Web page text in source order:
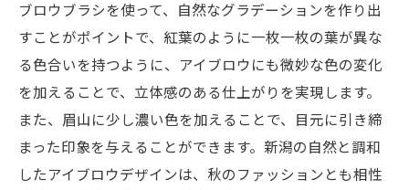
ブロウブラシを使って、自然なグラデーションを作り出
すことがポイントで、紅葉のように一枚一枚の葉が異な
る色合いを持つように、アイブロウにも微妙な色の変化
を加えることで、立体感のある仕上がりを実現します。
また、眉山に少し濃い色を加えることで、目元に引き締
まった印象を与えることができます。新潟の自然と調和
したアイブロウデザインは、秋のファッションとも相性